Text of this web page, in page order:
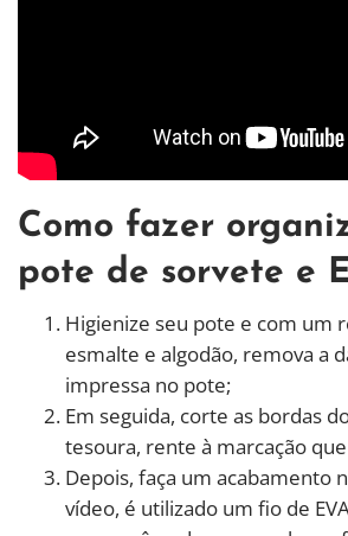
Como fazer
pote de sorvete e
Higienize seu pote e com um
esmalte e algodão, remova a
impressa no pote;
Em seguida, corte as bordas
tesoura, rente à marcação
Depois, faça um acabamento
vídeo, é utilizado um fio de